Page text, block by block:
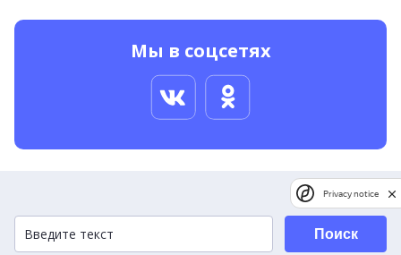
Мы в соцсетях
Поиск
Privacy notice